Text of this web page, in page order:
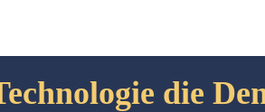
die